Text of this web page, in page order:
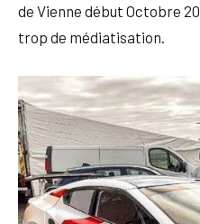
de Vienne début Octobre
trop de médiatisation.